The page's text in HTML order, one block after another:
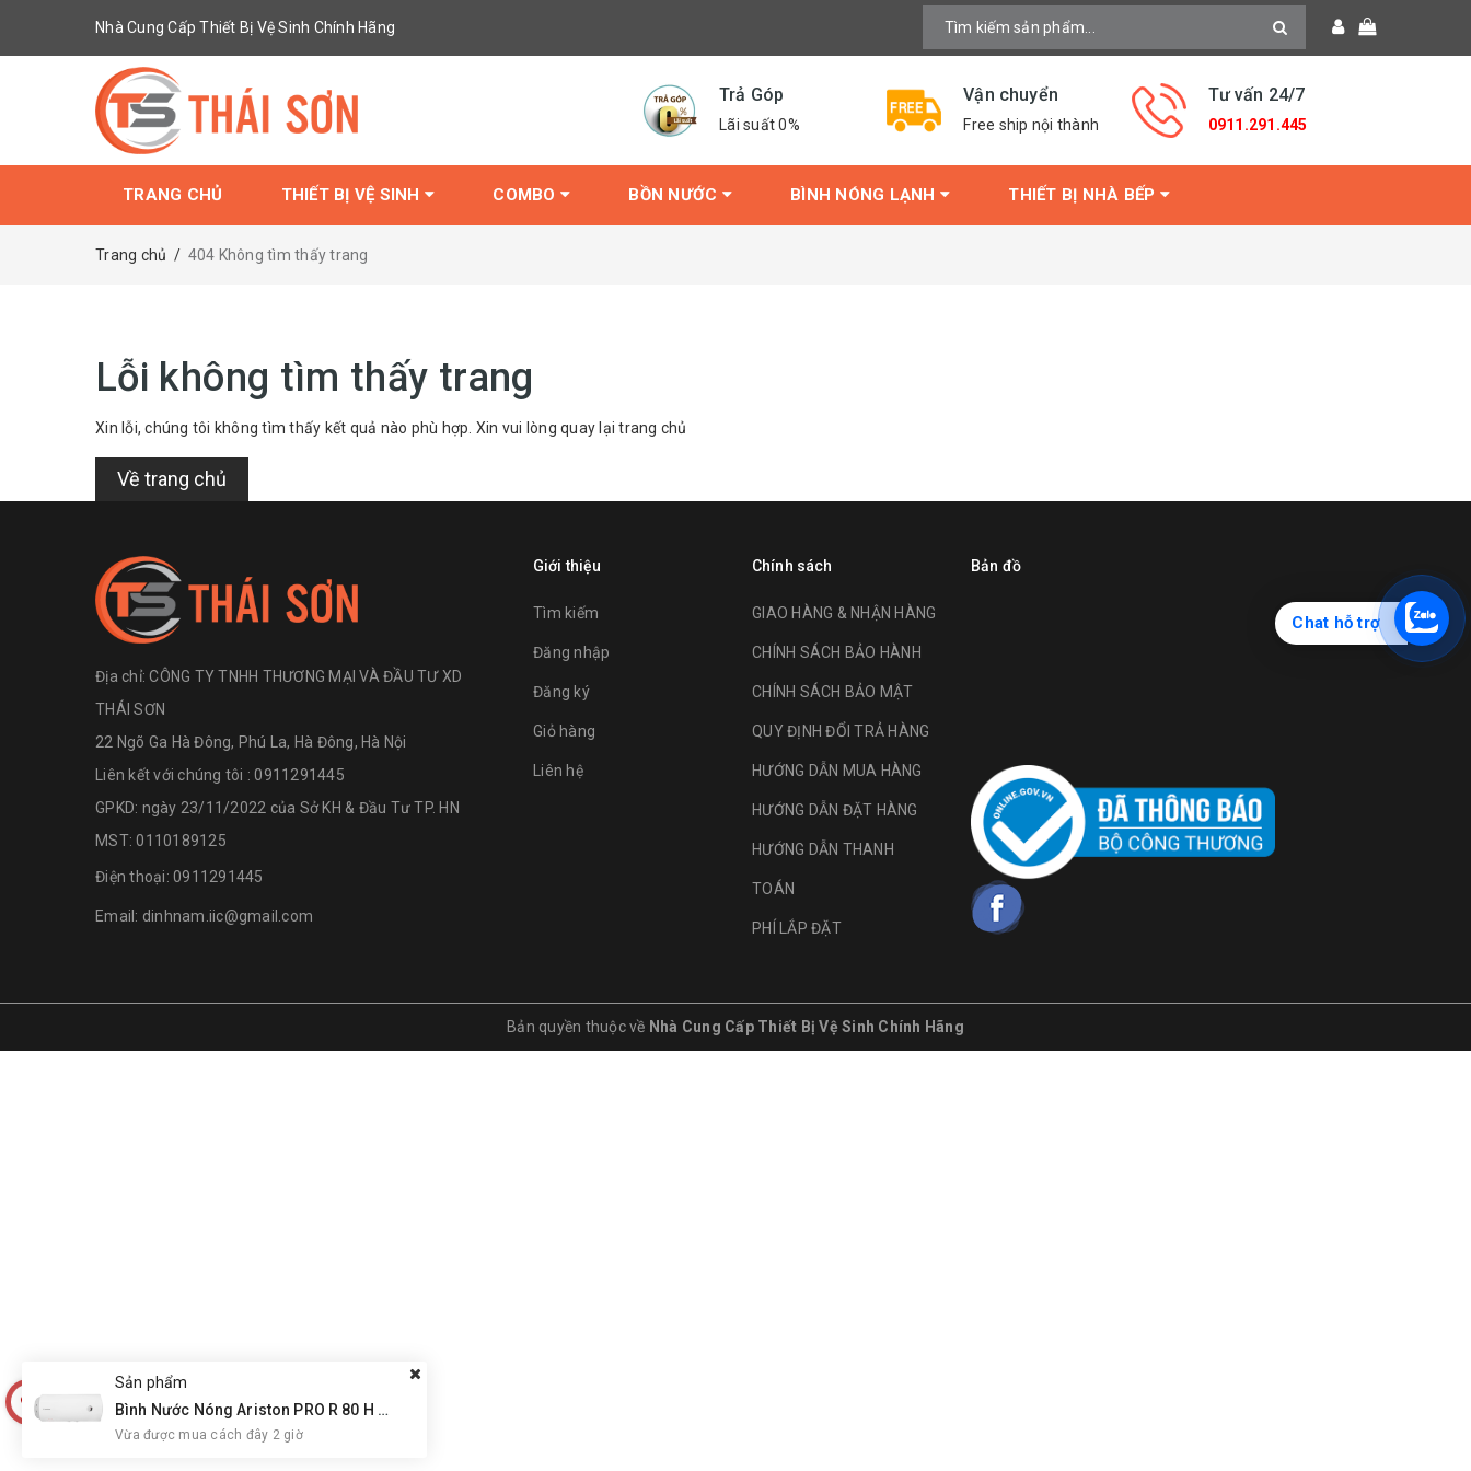
Nhà Cung Cấp Thiết Bị Vệ Sinh Chính Hãng
Trả Góp
Lãi suất 0%
Vận chuyển
Free ship nội thành
Tư vấn 24/7
0911.291.445
TRANG CHỦ THIẾT BỊ VỆ SINH COMBO BỒN NƯỚC BÌNH NÓNG LẠNH THIẾT BỊ NHÀ BẾP
Trang chủ / 404 Không tìm thấy trang
Lỗi không tìm thấy trang
Xin lỗi, chúng tôi không tìm thấy kết quả nào phù hợp. Xin vui lòng quay lại trang chủ
Về trang chủ
Địa chỉ:CÔNG TY TNHH THƯƠNG MẠI VÀ ĐẦU TƯ XD
THÁI SƠN
22 Ngõ Ga Hà Đông, Phú La, Hà Đông, Hà Nội
Liên kết với chúng tôi : 0911291445
GPKD: ngày 23/11/2022 của Sở KH & Đầu Tư TP. HN
MST: 0110189125
Điện thoại: 0911291445
Email: dinhnam.iic@gmail.com
Giới thiệu
Tìm kiếm
Đăng nhập
Đăng ký
Giỏ hàng
Liên hệ
Chính sách
GIAO HÀNG & NHẬN HÀNG
CHÍNH SÁCH BẢO HÀNH
CHÍNH SÁCH BẢO MẬT
QUY ĐỊNH ĐỔI TRẢ HÀNG
HƯỚNG DẪN MUA HÀNG
HƯỚNG DẪN ĐẶT HÀNG
HƯỚNG DẪN THANH
TOÁN
PHÍ LẮP ĐẶT
Bản đồ
Bản quyền thuộc về Nhà Cung Cấp Thiết Bị Vệ Sinh Chính Hãng
Sản phẩm
Bình Nước Nóng Ariston PRO R 80 H 2.5 FE 80 Lít Ngang Gián Tiếp
Vừa được mua cách đây 2 giờ
0911291445
Chat hỗ trợ